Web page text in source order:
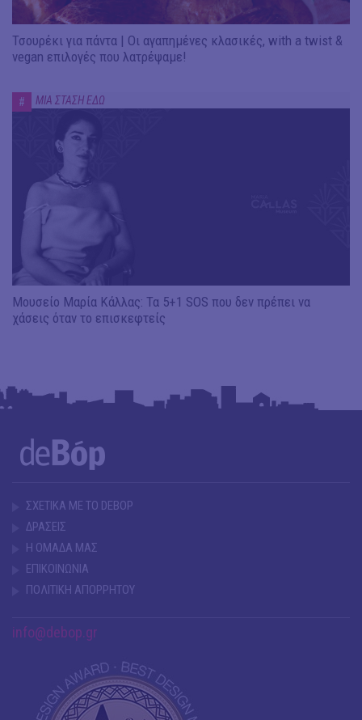
Τσουρέκι για πάντα | Οι αγαπημένες κλασικές, with a twist &
vegan επιλογές που λατρέψαμε!
# ΜΙΑ ΣΤΑΣΗ ΕΔΩ
Μουσείο Μαρία Κάλλας: Τα 5+1 SOS που δεν πρέπει να
χάσεις όταν το επισκεφτείς
ΣΧΕΤΙΚΑ ΜΕ ΤΟ DEBOP
ΔΡΑΣΕΙΣ
Η ΟΜΑΔΑ ΜΑΣ
ΕΠΙΚΟΙΝΩΝΙΑ
ΠΟΛΙΤΙΚΗ ΑΠΟΡΡΗΤΟΥ
info@debop.gr